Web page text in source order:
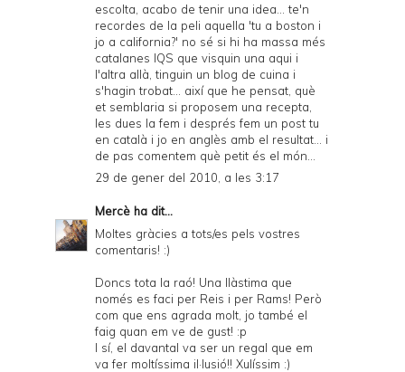
escolta, acabo de tenir una idea... te'n
recordes de la peli aquella 'tu a boston i
jo a california?' no sé si hi ha massa més
catalanes IQS que visquin una aqui i
l'altra allà, tinguin un blog de cuina i
s'hagin trobat... així que he pensat, què
et semblaria si proposem una recepta,
les dues la fem i després fem un post tu
en català i jo en anglès amb el resultat... i
de pas comentem què petit és el món...
29 de gener del 2010, a les 3:17
Mercè ha dit...
Moltes gràcies a tots/es pels vostres
comentaris! :)
Doncs tota la raó! Una llàstima que
només es faci per Reis i per Rams! Però
com que ens agrada molt, jo també el
faig quan em ve de gust! :p
I sí, el davantal va ser un regal que em
va fer moltíssima il·lusió!! Xulíssim :)